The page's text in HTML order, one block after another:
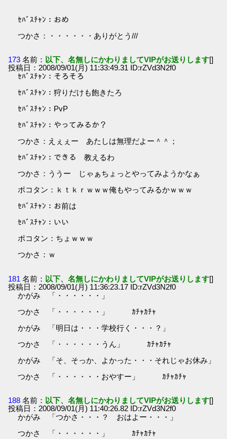
ｾﾊﾞｽﾁｬﾝ：おめ
つかさ：・・・・・・ありがとう///
173 名前： 以下、名無しにかわりましてVIPがお送りします[]
投稿日：2008/09/01(月) 11:33:49.31 ID:rZVd3N2f0
ｾﾊﾞｽﾁｬﾝ：そろそろ
ｾﾊﾞｽﾁｬﾝ：狩りだけも飽きたろ
ｾﾊﾞｽﾁｬﾝ：PvP
ｾﾊﾞｽﾁｬﾝ：やってみるか？
つかさ：えぇぇー あたしは無理だよー＾＾；
ｾﾊﾞｽﾁｬﾝ：できる 教えるわ
つかさ：ううー じゃぁちょっとやってみようかなぁ
ポコタン：ｋｔｋｒｗｗｗ俺もやってみるかｗｗｗ
ｾﾊﾞｽﾁｬﾝ：お前は
ｾﾊﾞｽﾁｬﾝ：いい
ポコタン：ちょｗｗｗ
つかさ：ｗ
181 名前： 以下、名無しにかわりましてVIPがお送りします[]
投稿日：2008/09/01(月) 11:36:23.17 ID:rZVd3N2f0
かがみ 「・・・・・・」
つかさ 「・・・・・・」 ｶﾁｬｶﾁｬ
かがみ 「明日は・・・学校行く・・・？」
つかさ 「・・・・・・うん」 ｶﾁｬｶﾁｬ
かがみ 「そ、そっか、よかった・・・それじゃお休み」
つかさ 「・・・・・・おやすー」 ｶﾁｬｶﾁｬ
188 名前： 以下、名無しにかわりましてVIPがお送りします[]
投稿日：2008/09/01(月) 11:40:26.82 ID:rZVd3N2f0
かがみ 「つかさ・・・？ おはよー・・・」
つかさ 「・・・・・・」 ｶﾁｬｶﾁｬ